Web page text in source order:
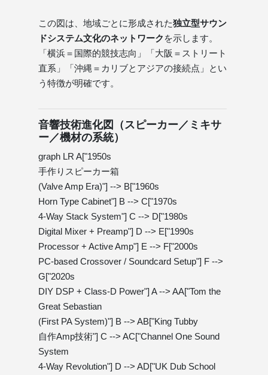
この図は、地域ごとに形成された独立型サウン
ドシステム文化のネットワーク を示します。
「横浜＝国際的競技志向」「大阪＝ストリート
直系」「沖縄＝カリブとアジアの接続点」とい
う特徴が明確です。
音響技術進化図（スピーカー／ミキサ
ー／機材の系統）
graph LR A["1950s
手作りスピーカー箱
(Valve Amp Era)"] --> B["1960s
Horn Type Cabinet"] B --> C["1970s
4-Way Stack System"] C --> D["1980s
Digital Mixer + Preamp"] D --> E["1990s
Processor + Active Amp"] E --> F["2000s
PC-based Crossover / Soundcard Setup"] F -->
G["2020s
DIY DSP + Class-D Power"] A --> AA["Tom the
Great Sebastian
(First PA System)"] B --> AB["King Tubby
自作Amp技術"] C --> AC["Channel One Sound
System
4-Way Revolution"] D --> AD["UK Dub School